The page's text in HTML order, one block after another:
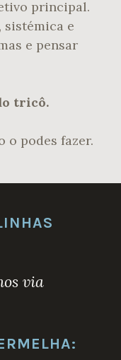
principal.
sistémica e
e pensar
tricô.
o podes fazer.
via